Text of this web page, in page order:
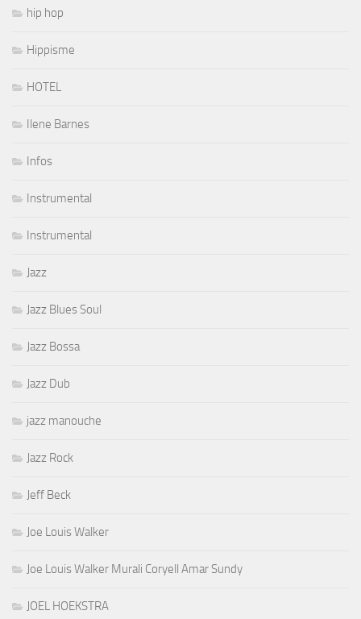
hip hop
Hippisme
HOTEL
Ilene Barnes
Infos
Instrumental
Instrumental
Jazz
Jazz Blues Soul
Jazz Bossa
Jazz Dub
jazz manouche
Jazz Rock
Jeff Beck
Joe Louis Walker
Joe Louis Walker Murali Coryell Amar Sundy
JOEL HOEKSTRA